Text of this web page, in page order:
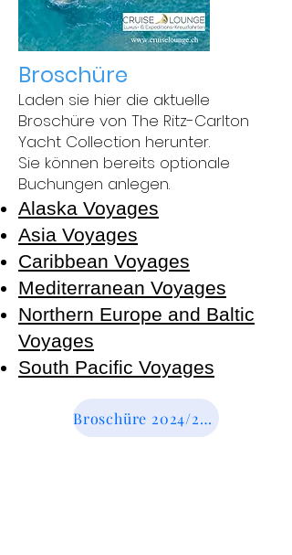
Broschüre
Laden sie hier die aktuelle
Broschüre von The Ritz-Carlton
Yacht Collection herunter.
Sie können bereits optionale
Buchungen anlegen.
Alaska Voyages
Asia Voyages
Caribbean Voyages
Mediterranean Voyages
Northern Europe and Baltic
Voyages
South Pacific Voyages
Broschüre 2024/2025